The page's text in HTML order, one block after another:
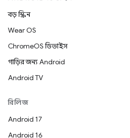
বড় স্ক্রিন
Wear OS
ChromeOS ডিভাইস
গাড়ির জন্য Android
Android TV
রিলিজ
Android 17
Android 16